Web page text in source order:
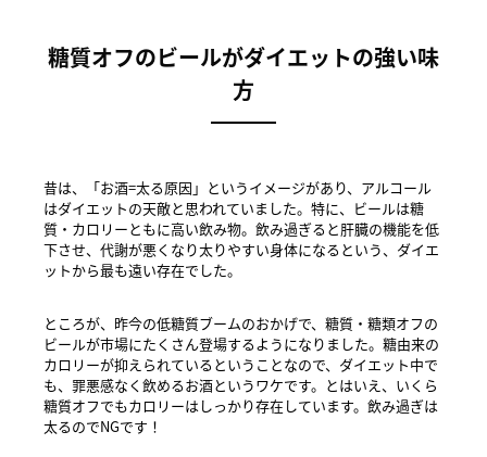
糖質オフのビールがダイエットの強い味
方
昔は、「お酒=太る原因」というイメージがあり、アルコール
はダイエットの天敵と思われていました。特に、ビールは糖
質・カロリーともに高い飲み物。飲み過ぎると肝臓の機能を低
下させ、代謝が悪くなり太りやすい身体になるという、ダイエ
ットから最も遠い存在でした。
ところが、昨今の低糖質ブームのおかげで、糖質・糖類オフの
ビールが市場にたくさん登場するようになりました。糖由来の
カロリーが抑えられているということなので、ダイエット中で
も、罪悪感なく飲めるお酒というワケです。とはいえ、いくら
糖質オフでもカロリーはしっかり存在しています。飲み過ぎは
太るのでNGです！